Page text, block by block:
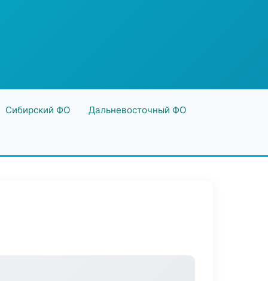
Сибирский ФО Дальневосточный ФО